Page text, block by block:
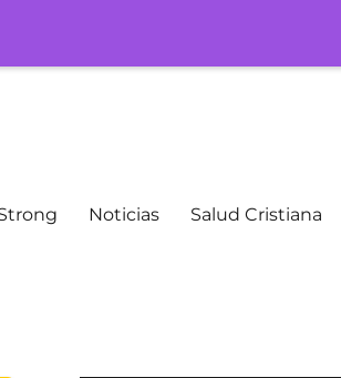
Noticias Salud Cristiana